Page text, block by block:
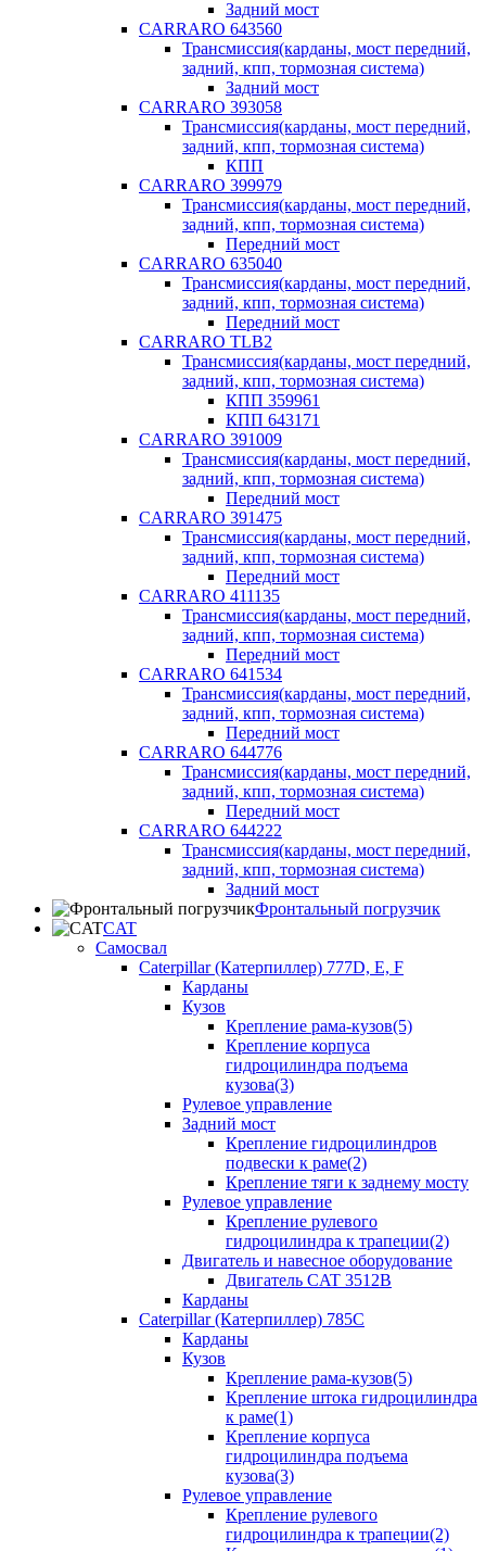
Задний мост
CARRARO 643560
Трансмиссия(карданы, мост передний,
задний, кпп, тормозная система)
Задний мост
CARRARO 393058
Трансмиссия(карданы, мост передний,
задний, кпп, тормозная система)
КПП
CARRARO 399979
Трансмиссия(карданы, мост передний,
задний, кпп, тормозная система)
Передний мост
CARRARO 635040
Трансмиссия(карданы, мост передний,
задний, кпп, тормозная система)
Передний мост
CARRARO TLB2
Трансмиссия(карданы, мост передний,
задний, кпп, тормозная система)
КПП 359961
КПП 643171
CARRARO 391009
Трансмиссия(карданы, мост передний,
задний, кпп, тормозная система)
Передний мост
CARRARO 391475
Трансмиссия(карданы, мост передний,
задний, кпп, тормозная система)
Передний мост
CARRARO 411135
Трансмиссия(карданы, мост передний,
задний, кпп, тормозная система)
Передний мост
CARRARO 641534
Трансмиссия(карданы, мост передний,
задний, кпп, тормозная система)
Передний мост
CARRARO 644776
Трансмиссия(карданы, мост передний,
задний, кпп, тормозная система)
Передний мост
CARRARO 644222
Трансмиссия(карданы, мост передний,
задний, кпп, тормозная система)
Задний мост
Фронтальный погрузчик
CAT
Самосвал
Caterpillar (Катерпиллер) 777D, E, F
Карданы
Кузов
Крепление рама-кузов(5)
Крепление корпуса
гидроцилиндра подъема
кузова(3)
Рулевое управление
Задний мост
Крепление гидроцилиндров
подвески к раме(2)
Крепление тяги к заднему мосту
Рулевое управление
Крепление рулевого
гидроцилиндра к трапеции(2)
Двигатель и навесное оборудование
Двигатель CAT 3512B
Карданы
Caterpillar (Катерпиллер) 785C
Карданы
Кузов
Крепление рама-кузов(5)
Крепление штока гидроцилиндра
к раме(1)
Крепление корпуса
гидроцилиндра подъема
кузова(3)
Рулевое управление
Крепление рулевого
гидроцилиндра к трапеции(2)